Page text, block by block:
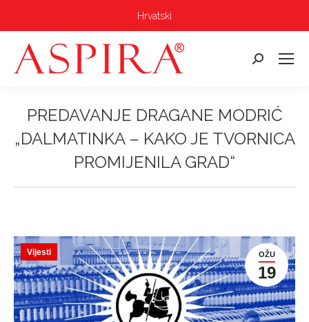
Hrvatski
Pretraga:
PREDAVANJE DRAGANE MODRIĆ
„DALMATINKA – KAKO JE TVORNICA
PROMIJENILA GRAD“
OŽU
19
Vijesti